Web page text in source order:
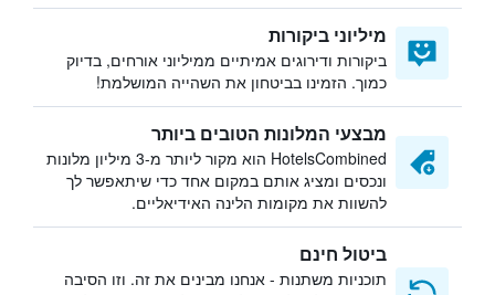
מיליוני ביקורות
ביקורות ודירוגים אמיתיים ממיליוני אורחים, בדיוק
כמוך. הזמינו בביטחון את השהייה המושלמת!
מבצעי המלונות הטובים ביותר
HotelsCombined הוא מקור ליותר מ-3 מיליון מלונות
ונכסים ומציג אותם במקום אחד כדי שיתאפשר לך
להשוות את מקומות הלינה האידיאליים.
ביטול חינם
תוכניות משתנות - אנחנו מבינים את זה. וזו הסיבה